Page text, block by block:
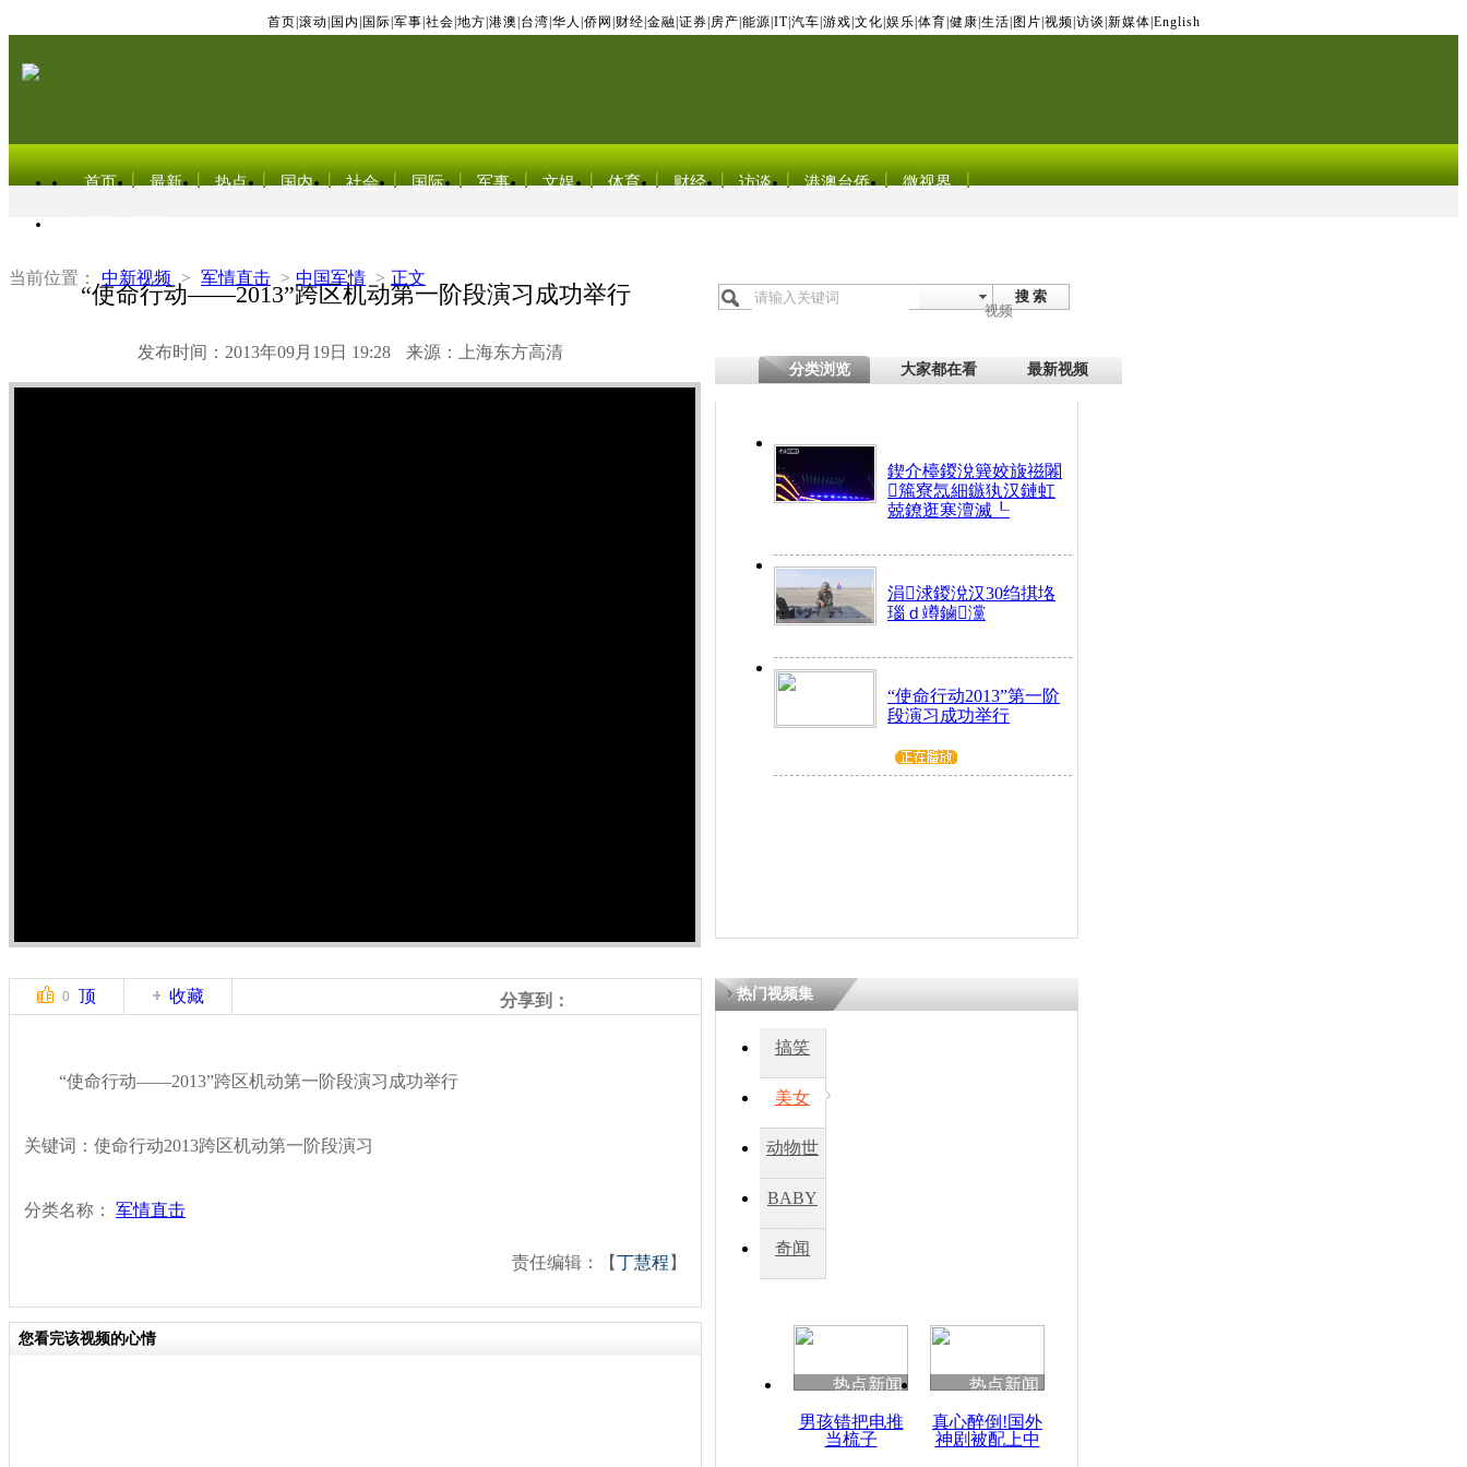
首页 滚动 国内 国际 军事 社会 地方 港澳 台湾 华人 侨网 财经 金融 证券 房产 能源 IT| 汽车 游戏 文化 娱乐 体育 健康 生活 图片 视频 访谈 新媒体 English
首页 最新 热点 国内 社会 国际 军事 文娱 体育 财经 访谈 港澳台侨 微视界
当前位置： 中新视频 > 军情直击 > 中国军情 > 正文
“使命行动——2013”跨区机动第一阶段演习成功举行
发布时间：2013年09月19日 19:28 来源：上海东方高清
搜 索
视频
分类浏览 大家都在看 最新视频
鍥介檯鍐涗簨姣旇禌闂
箷寮忥細鏃犱汉鏈虹
兢鐐逛寒澶滅┖
涓浗鍐涗汉30绉掑垎
瑙ｄ竴鏀灙
“使命行动2013”第一阶
段演习成功举行
0 顶 收藏 分享到：
“使命行动——2013”跨区机动第一阶段演习成功举行
关键词：使命行动2013跨区机动第一阶段演习
分类名称： 军情直击
责任编辑：【丁慧程 】
您看完该视频的心情
热门视频集
搞笑
美女
动物世
BABY
秀
奇闻
热点新闻
男孩错把电推
当梳子
热点新闻
真心醉倒!国外
神剧被配上中